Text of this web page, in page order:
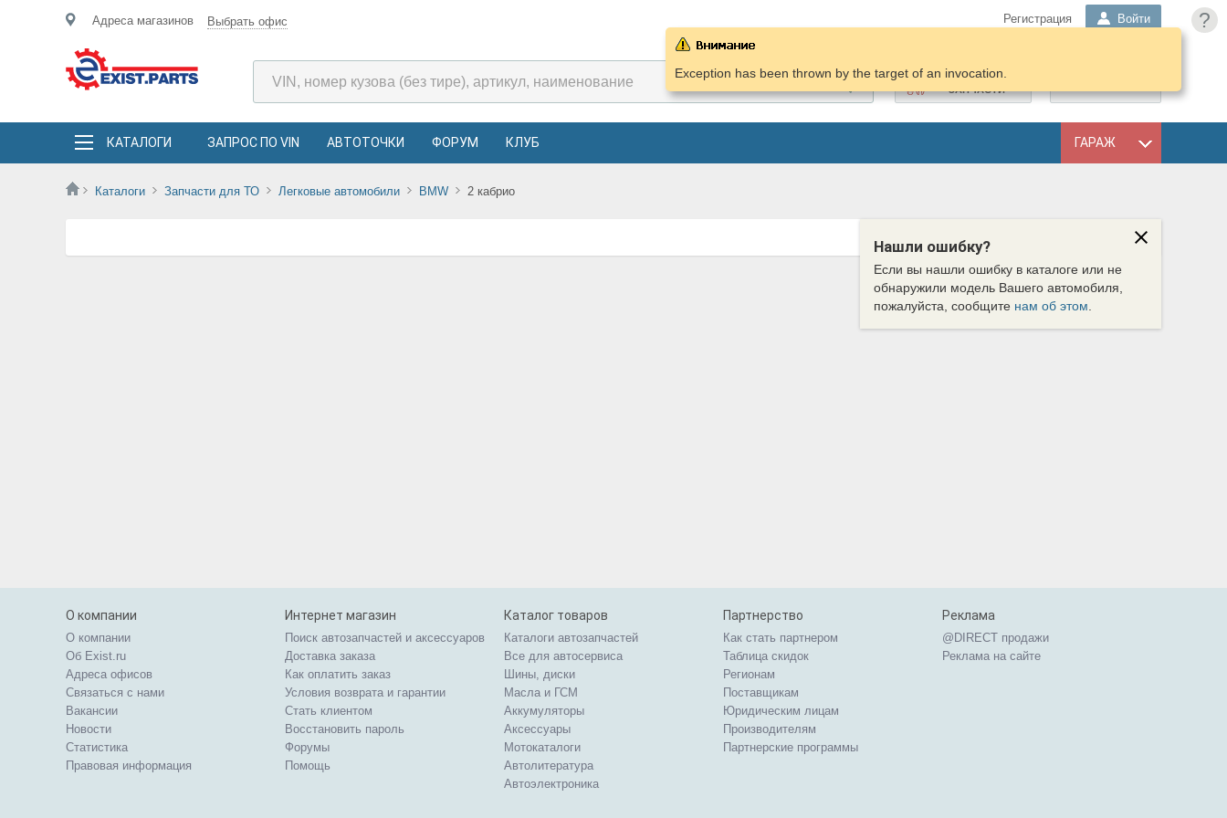
?
Адреса магазинов Выбрать офис Регистрация Войти
ПОДОБРАТЬ
ЗАПЧАСТИ
КАТАЛОГИ ЗАПРОС ПО VIN АВТОТОЧКИ ФОРУМ КЛУБ ГАРАЖ
Каталоги Запчасти для ТО Легковые автомобили BMW 2 кабрио
Exception has been thrown by the target of an invocation.
Нашли ошибку?
Если вы нашли ошибку в каталоге или не
обнаружили модель Вашего автомобиля,
пожалуйста, сообщите нам об этом
О компании
О компании
Об Exist.ru
Адреса офисов
Связаться с нами
Вакансии
Новости
Статистика
Правовая информация
Интернет магазин
Поиск автозапчастей и аксессуаров
Доставка заказа
Как оплатить заказ
Условия возврата и гарантии
Стать клиентом
Восстановить пароль
Форумы
Помощь
Каталог товаров
Каталоги автозапчастей
Все для автосервиса
Шины, диски
Масла и ГСМ
Аккумуляторы
Аксессуары
Мотокаталоги
Автолитература
Автоэлектроника
Партнерство
Как стать партнером
Таблица скидок
Регионам
Поставщикам
Юридическим лицам
Производителям
Партнерские программы
Реклама
@DIRECT продажи
Реклама на сайте